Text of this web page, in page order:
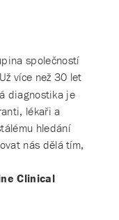
společností
více než 30 let
diagnostika je
lékaři a
hledání
nás dělá tím,
Clinical